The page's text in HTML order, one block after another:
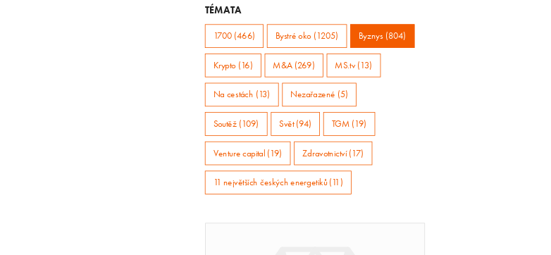
TÉMATA
1700 (466) Bystré oko (1205) Byznys (804)
Krypto (16) M&A (269) MS.tv (13)
Na cestách (13) Nezařazené (5)
Soutěž (109) Svět (94) TGM (19)
Venture capital (19) Zdravotnictví (17)
11 největších českých energetiků (11)